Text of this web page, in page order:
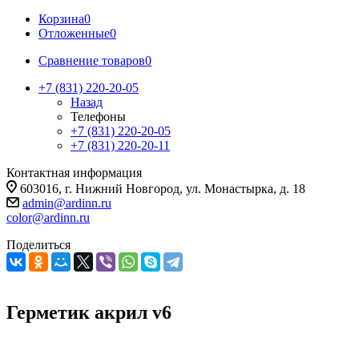
Корзина0
Отложенные0
Сравнение товаров0
+7 (831) 220-20-05
Назад
Телефоны
+7 (831) 220-20-05
+7 (831) 220-20-11
Контактная информация
603016, г. Нижний Новгород, ул. Монастырка, д. 18
admin@ardinn.ru
color@ardinn.ru
Поделиться
Герметик акрил v6